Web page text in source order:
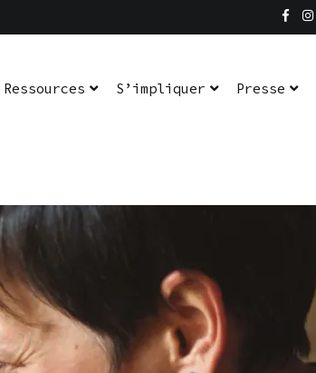
Ressources S’impliquer Presse